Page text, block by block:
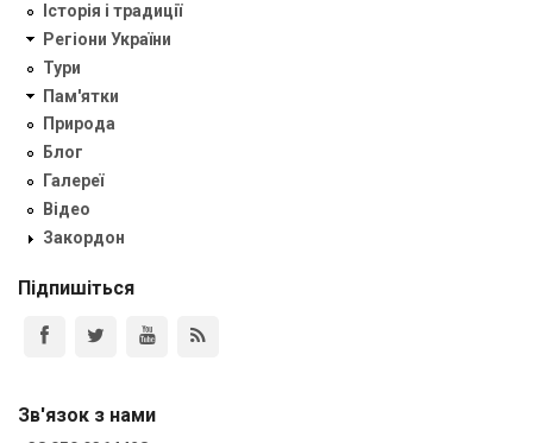
Історія і традиції
Регіони України
Тури
Пам'ятки
Природа
Блог
Галереї
Відео
Закордон
Підпишіться
Зв'язок з нами